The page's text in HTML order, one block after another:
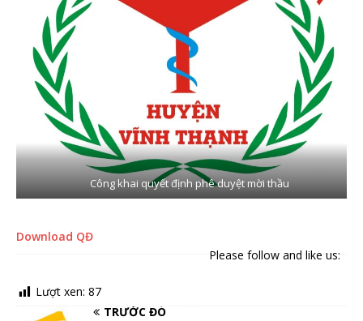
Công khai quyết định phê duyệt mời thầu
Download QĐ
Please follow and like us:
Lượt xen: 87
TRƯỚC ĐÓ